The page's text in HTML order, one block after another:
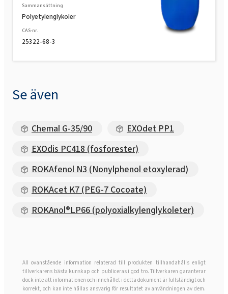
Sammansättning
Polyetylenglykoler
CAS-nr.
25322-68-3
Se även
Chemal G-35/90
EXOdet PP1
EXOdis PC418 (fosforester)
ROKAfenol N3 (Nonylphenol etoxylerad)
ROKAcet K7 (PEG-7 Cocoate)
ROKAnol®LP66 (polyoxialkylenglykoleter)
All ovanstående information relaterad till produkten tillhandahålls enligt
tillverkarens bästa kunskap och publiceras i god tro. Tillverkaren garanterar
dock inte att informationen och innehållet i detta dokument är fullständigt och
korrekt, och kan inte hållas ansvarig för resultatet av användningen av dem.